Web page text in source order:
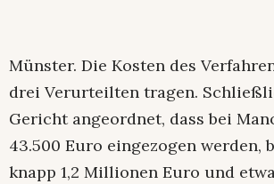
Münster. Die Kosten des
drei Verurteilten tragen.
Gericht angeordnet, dass bei
43.500 Euro eingezogen werden,
knapp 1,2 Millionen Euro und